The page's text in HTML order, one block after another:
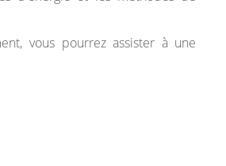
vous pourrez assister à une